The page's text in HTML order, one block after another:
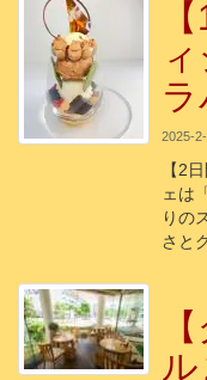
2025-
【2
ェは
りの
さと